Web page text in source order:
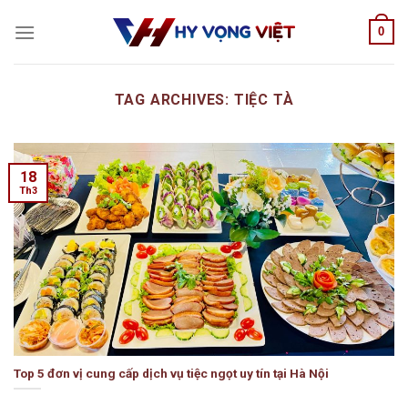
0
TAG ARCHIVES: TIỆC TÀ
Top 5 đơn vị cung cấp dịch vụ tiệc ngọt uy tín tại Hà Nội
18
Th3